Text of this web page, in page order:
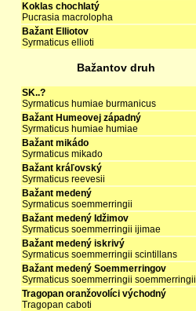
Koklas chochlatý
Pucrasia macrolopha
Bažant Elliotov
Syrmaticus ellioti
Bažantov druh
SK..?
Syrmaticus humiae burmanicus
Bažant Humeovej západný
Syrmaticus humiae humiae
Bažant mikádo
Syrmaticus mikado
Bažant kráľovský
Syrmaticus reevesii
Bažant medený
Syrmaticus soemmerringii
Bažant medený Idžimov
Syrmaticus soemmerringii ijimae
Bažant medený iskrivý
Syrmaticus soemmerringii scintillans
Bažant medený Soemmerringov
Syrmaticus soemmerringii soemmerringii
Tragopan oranžovolíci východný
Tragopan caboti